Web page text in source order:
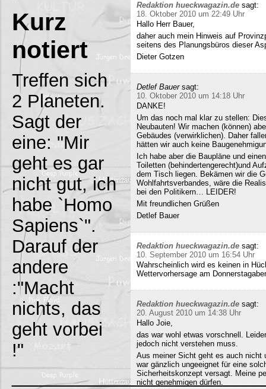
Kurz
notiert
Treffen sich
2 Planeten.
Sagt der
eine: "Mir
geht es gar
nicht gut, ich
habe `Homo
Sapiens`".
Darauf der
andere
:"Macht
nichts, das
geht vorbei
!"
Redaktion hueckwagazin.de sagt:
18. Oktober 2010 um 22:49 Uhr
Hallo Herr Bauer,
daher auch mein Hinweis auf
seitens des Planungsbüros dieser
Dieter Gotzen
Detlef Bauer sagt:
10. Oktober 2010 um 14:18 Uhr
DANKE!
Um das noch mal klar zu stellen:
Neubauten! Wir machen (können)
Gebäudes (verwirklichen). Daher
hätten wir auch keine
Ich habe aber die Baupläne und
Toiletten (behindertengerecht)und
dem Tisch liegen. Bekämen wir die
Wohlfahrtsverbandes, wäre die
bei den Politikern… LEIDER!
Mit freundlichen Grüßen
Detlef Bauer
Redaktion hueckwagazin.de sagt:
10. September 2010 um 16:54 Uhr
Wahrscheinlich wird es keinen in
Wettervorhersage am
Redaktion hueckwagazin.de sagt:
20. August 2010 um 14:38 Uhr
Hallo Joie,
das war wohl etwas vorschnell.
jedoch nicht verstehen muss.
Aus meiner Sicht geht es auch nicht
war gänzlich ungeeignet für eine
Sicherheitskonzept versagt. Meine
nicht genehmigen dürfen.